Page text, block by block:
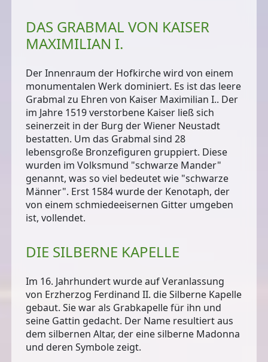
DAS GRABMAL VON KAISER
MAXIMILIAN I.
Der Innenraum der Hofkirche wird von einem
monumentalen Werk dominiert. Es ist das leere
Grabmal zu Ehren von Kaiser Maximilian I.. Der
im Jahre 1519 verstorbene Kaiser ließ sich
seinerzeit in der Burg der Wiener Neustadt
bestatten. Um das Grabmal sind 28
lebensgroße Bronzefiguren gruppiert. Diese
wurden im Volksmund "schwarze Mander"
genannt, was so viel bedeutet wie "schwarze
Männer". Erst 1584 wurde der Kenotaph, der
von einem schmiedeeisernen Gitter umgeben
ist, vollendet.
DIE SILBERNE KAPELLE
Im 16. Jahrhundert wurde auf Veranlassung
von Erzherzog Ferdinand II. die Silberne Kapelle
gebaut. Sie warals Grabkapellefür ihn und
seine Gattin gedacht. Der Name resultiert aus
dem silbernen Altar, der eine silberne Madonna
und deren Symbole zeigt.